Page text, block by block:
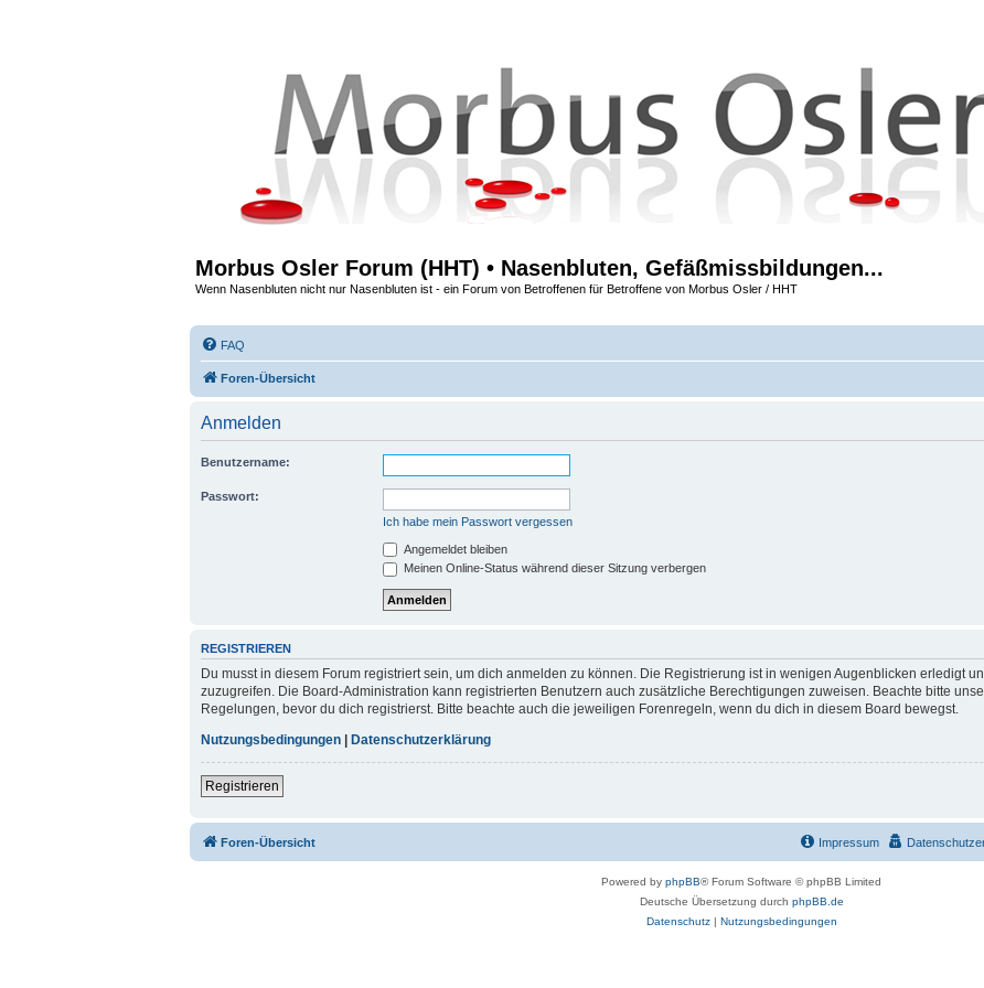
Morbus Osler Forum (HHT) • Nasenbluten, Gefäßmissbildungen...
Wenn Nasenbluten nicht nur Nasenbluten ist - ein Forum von Betroffenen für Betroffene von Morbus Osler / HHT
FAQ
Foren-Übersicht
Anmelden
Benutzername:
Passwort:
Ich habe mein Passwort vergessen
Angemeldet bleiben
Meinen Online-Status während dieser Sitzung verbergen
REGISTRIEREN
Du musst in diesem Forum registriert sein, um dich anmelden zu können. Die Registrierung ist in wenigen Augenblicken erledigt
zuzugreifen. Die Board-Administration kann registrierten Benutzern auch zusätzliche Berechtigungen zuweisen. Beachte bitte
Regelungen, bevor du dich registrierst. Bitte beachte auch die jeweiligen Forenregeln, wenn du dich in diesem Board bewegst.
Nutzungsbedingungen
Datenschutzerklärung
Registrieren
Foren-Übersicht Impressum
Powered by phpBB® Forum Software © phpBB Limited
Deutsche Übersetzung durch phpBB.de
Datenschutz| Nutzungsbedingungen